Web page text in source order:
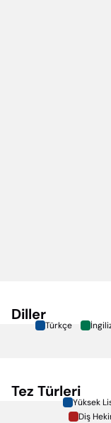
Diller
Türkçe
Tez Türleri
Yüksek
Diş